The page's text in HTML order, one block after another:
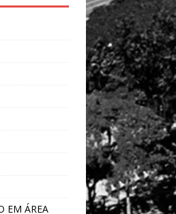
EM ÁREA